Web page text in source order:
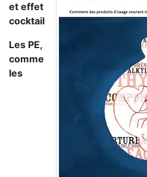
et effet
cocktail
Les PE,
comme
les